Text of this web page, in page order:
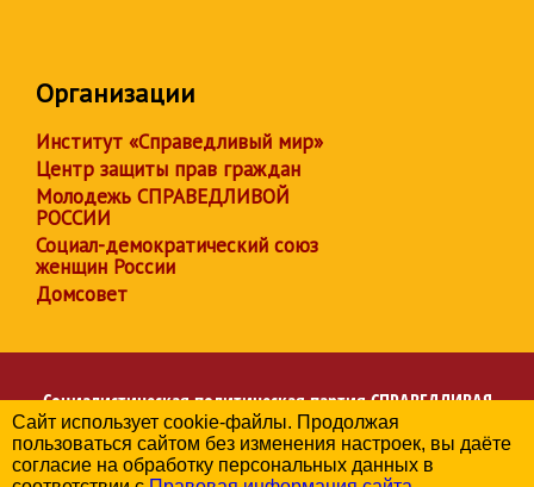
Организации
Институт «Справедливый мир»
Центр защиты прав граждан
Молодежь СПРАВЕДЛИВОЙ
РОССИИ
Социал-демократический союз
женщин России
Домсовет
Социалистическая политическая партияСПРАВЕДЛИВАЯ
РОССИЯ
Региональное отделение партии в Оренбургской области
© 2006-2026
Сайт использует cookie-файлы. Продолжая
пользоваться сайтом без изменения настроек, вы даёте
согласие на обработку персональных данных в